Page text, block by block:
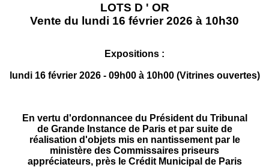
LOTS D ' OR
Vente du lundi 16 février 2026 à 10h30
Expositions :
lundi 16 février 2026 - 09h00 à 10h00 (Vitrines ouvertes)
En vertu d'ordonnancee du Président du Tribunal
de Grande Instance de Paris et par suite de
réalisation d'objets mis en nantissement par le
ministère des Commissaires priseurs
appréciateurs, près le Crédit Municipal de Paris